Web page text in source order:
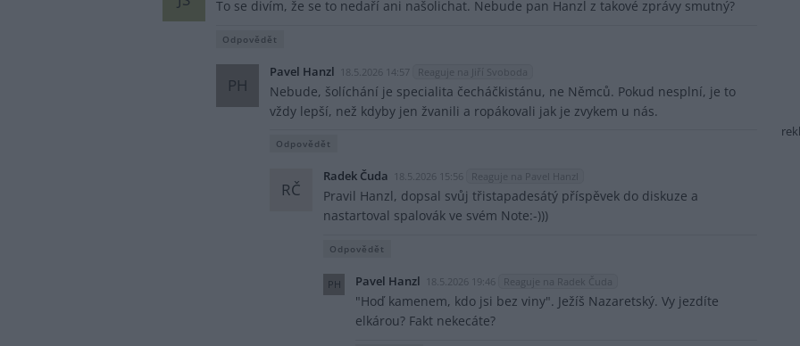
To se divím, že se to nedaří ani našolichat. Nebude pan Hanzl z takové zprávy smutný?
Odpovědět
PH
Pavel Hanzl 18.5.2026 14:57 Reaguje na Jiří Svoboda
Nebude, šolíchání je specialita čecháčkistánu, ne Němců. Pokud nesplní, je to
vždy lepší, než kdyby jen žvanili a ropákovali jak je zvykem u nás.
Odpovědět
RČ
Radek Čuda 18.5.2026 15:56 Reaguje na Pavel Hanzl
Pravil Hanzl, dopsal svůj třistapadesátý příspěvek do diskuze a
nastartoval spalovák ve svém Note:-)))
Odpovědět
PH Pavel Hanzl 18.5.2026 19:46 Reaguje na Radek Čuda
"Hoď kamenem, kdo jsi bez viny". Ježíš Nazaretský. Vy jezdíte
elkárou? Fakt nekecáte?